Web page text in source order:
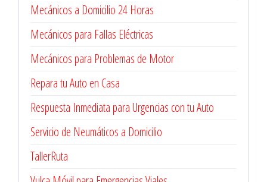
Mecánicos a Domicilio 24 Horas
Mecánicos para Fallas Eléctricas
Mecánicos para Problemas de Motor
Repara tu Auto en Casa
Respuesta Inmediata para Urgencias con tu Auto
Servicio de Neumáticos a Domicilio
TallerRuta